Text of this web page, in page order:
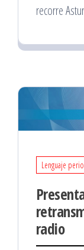
recorre
Lenguaje
radio